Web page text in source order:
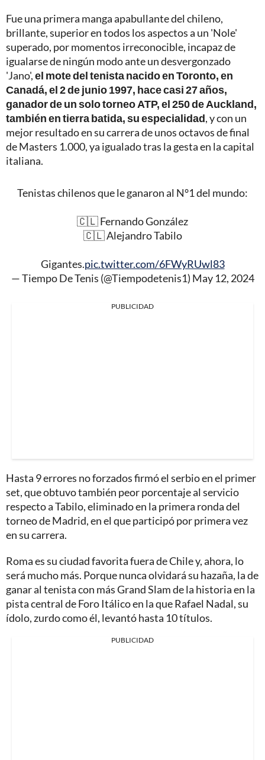
Fue una primera manga apabullante del chileno,
brillante, superior en todos los aspectos a un 'Nole'
superado, por momentos irreconocible, incapaz de
igualarse de ningún modo ante un desvergonzado
'Jano',el mote del tenista nacido en Toronto, en
Canadá, el 2 de junio 1997, hace casi 27 años,
ganador de un solo torneo ATP, el 250 de Auckland,
también en tierra batida, su especialidad, y con un
mejor resultado en su carrera de unos octavos de final
de Masters 1.000, ya igualado tras la gesta en la capital
italiana.
Tenistas chilenos que le ganaron al N°1 del mundo:
🇨🇱 Fernando González
🇨🇱 Alejandro Tabilo
Gigantes.pic.twitter.com/6FWyRUwl83
— Tiempo De Tenis (@Tiempodetenis1) May 12, 2024
PUBLICIDAD
Hasta 9 errores no forzados firmó el serbio en el primer
set, que obtuvo también peor porcentaje al servicio
respecto a Tabilo, eliminado en la primera ronda del
torneo de Madrid, en el que participó por primera vez
en su carrera.
Roma es su ciudad favorita fuera de Chile y, ahora, lo
será mucho más. Porque nunca olvidará su hazaña, la de
ganar al tenista con más Grand Slam de la historia en la
pista central de Foro Itálico en la que Rafael Nadal, su
ídolo, zurdo como él, levantó hasta 10 títulos.
PUBLICIDAD